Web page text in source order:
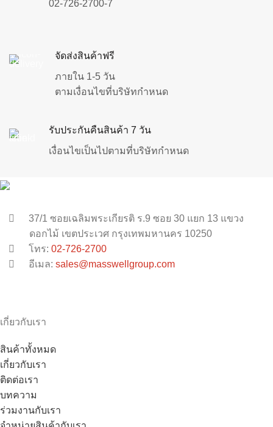
02-726-2700-7
จัดส่งสินค้าฟรี
ภายใน 1-5 วัน
ตามเงื่อนไขที่บริษัทกำหนด
รับประกันคืนสินค้า 7 วัน
เงื่อนไขเป็นไปตามที่บริษัทกำหนด
37/1 ซอยเฉลิมพระเกียรติ ร.9 ซอย 30 แยก 13 แขวง
ดอกไม้ เขตประเวศ กรุงเทพมหานคร 10250
โทร: 02-726-2700
อีเมล: sales@masswellgroup.com
เกี่ยวกับเรา
สินค้าทั้งหมด
เกี่ยวกับเรา
ติดต่อเรา
บทความ
ร่วมงานกับเรา